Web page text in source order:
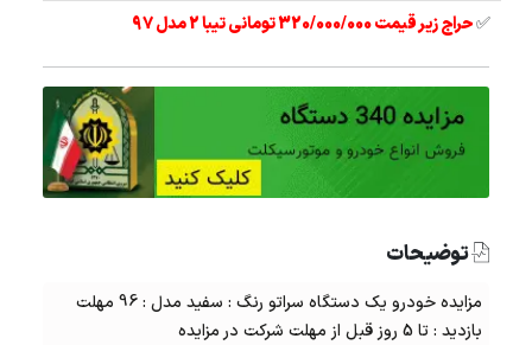
✅حراج زیر قیمت 320/000/000 تومانی تیبا 2 مدل 97
توضیحات
مزایده خودرو یک دستگاه سراتو رنگ : سفید مدل : 96 مهلت
بازدید : تا 5 روز قبل از مهلت شرکت در مزایده